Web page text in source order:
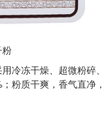
粉
冷冻干燥、超微粉碎、
粉质干爽，香气直净，